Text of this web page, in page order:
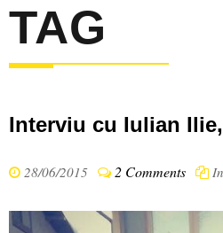
TAG
Interviu cu Iulian
28/06/2015 2 Comments